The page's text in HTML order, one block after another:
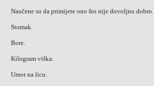
Naučene su da primijete ono što nije dovoljno dobro.
Stomak.
Bore.
Kilogram viška.
Umor na licu.